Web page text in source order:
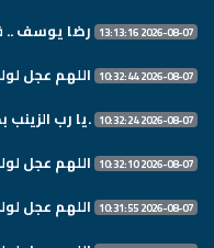
2026-08-07 13:13:16 رضا يوسف ..
2026-08-07 10:32:44 اللهم عجل
2026-08-07 10:32:24 .یا رب
2026-08-07 10:32:10 اللهم عجل
2026-08-07 10:31:55 اللهم عجل